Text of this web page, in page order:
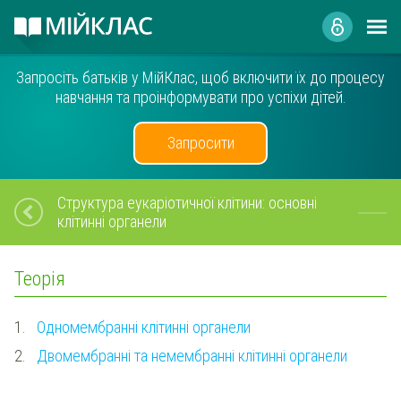
Запросіть батьків у МійКлас, щоб включити їх до процесу
навчання та проінформувати про успіхи дітей.
Запросити
Структура еукаріотичної клітини: основні
клітинні органели
Теорія
1.
Одномембранні клітинні органели
2.
Двомембранні та немембранні клітинні органели